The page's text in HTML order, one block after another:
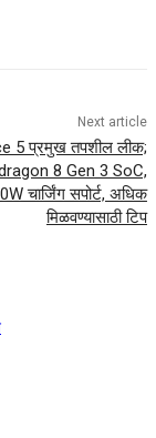
Next article
5 प्रमुख तपशील लीक;
8 Gen 3 SoC,
चार्जिंग सपोर्ट, अधिक
मिळवण्यासाठी टिप